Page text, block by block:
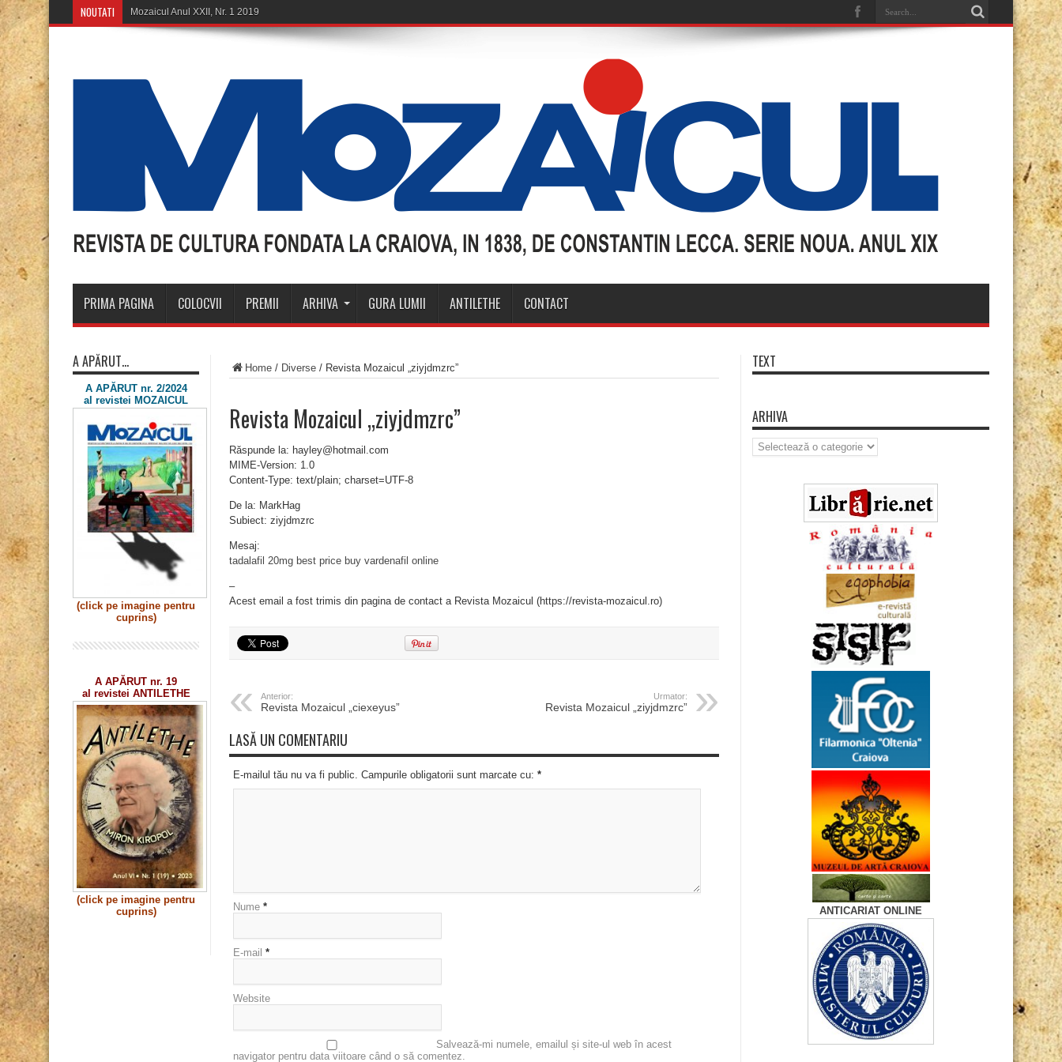
NOUTATI M
PRIMA PAGINA COLOCVII PREMII ARHIVA GURA LUMII ANTILETHE CONTACT
Home / Diverse / Revista Mozaicul „ziyjdmzrc”
Revista Mozaicul „ziyjdmzrc”
Răspunde la: hayley@hotmail.com
MIME-Version: 1.0
Content-Type: text/plain; charset=UTF-8
De la: MarkHag
Subiect: ziyjdmzrc
Mesaj:
tadalafil 20mg best price buy vardenafil online
–
Acest email a fost trimis din pagina de contact a Revista Mozaicul (https://revista-mozaicul.ro)
Anterior:
Revista Mozaicul „ciexeyus”
Urmator:
Revista Mozaicul „ziyjdmzrc”
LASĂ UN COMENTARIU
E-mailul tău nu va fi public. Campurile obligatorii sunt marcate cu: *
Nume *
E-mail *
Website
Salvează-mi numele, emailul și site-ul web în acest
navigator pentru data viitoare când o să comentez.
A APĂRUT…
A APĂRUT nr. 2/2024
al revistei MOZAICUL
(click pe imagine pentru
cuprins)
A APĂRUT nr. 19
al revistei ANTILETHE
(click pe imagine pentru
cuprins)
TEXT
ARHIVA
Arhiva
ANTICARIAT ONLINE